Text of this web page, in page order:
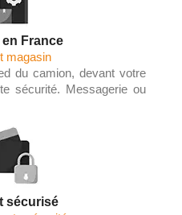
France
magasin
du camion, devant votre
sécurité. Messagerie ou
sécurisé